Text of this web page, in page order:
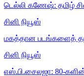
டெல்லி கணேஷ்: தமிழ்
சினி நியூஸ்
மகத்தான படங்களைத்
சினி நியூஸ்
எஸ்.பி.சைலஜா: 80-